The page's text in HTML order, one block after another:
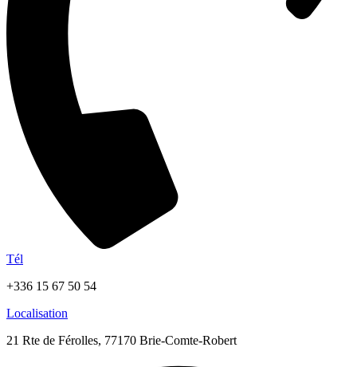
Tél
+336 15 67 50 54
Localisation
21 Rte de Férolles, 77170 Brie-Comte-Robert